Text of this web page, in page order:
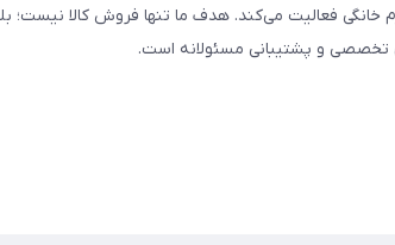
خانگی فعالیت می‌کند. هدف ما تنها فروش کالا نیست؛
تخصصی و پشتیبانی مسئولانه است.